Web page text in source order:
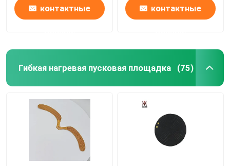
контактные контактные
Гибкая нагревая пусковая площадка (75)